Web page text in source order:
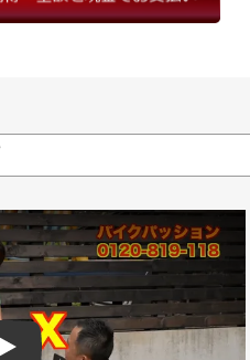
Play